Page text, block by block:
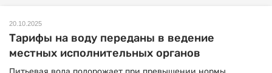
20.10.2025
Тарифы на воду переданы в ведение
местных исполнительных органов